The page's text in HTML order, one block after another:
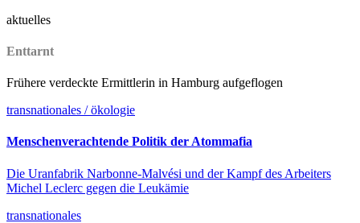
aktuelles
Enttarnt
Frühere verdeckte Ermittlerin in Hamburg aufgeflogen
transnationales / ökologie
Menschenverachtende Politik der Atommafia
Die Uranfabrik Narbonne-Malvési und der Kampf des Arbeiters
Michel Leclerc gegen die Leukämie
transnationales